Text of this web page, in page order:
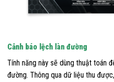
Cảnh báo lệch làn đường
Tính năng này sẽ dùng thuật toán
đường. Thông qua dữ liệu thu